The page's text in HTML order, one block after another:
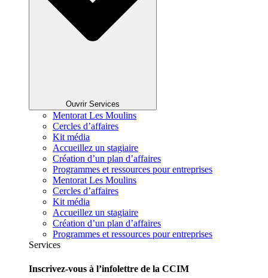
Ouvrir Services
Mentorat Les Moulins
Cercles d’affaires
Kit média
Accueillez un stagiaire
Création d’un plan d’affaires
Programmes et ressources pour entreprises
Mentorat Les Moulins
Cercles d’affaires
Kit média
Accueillez un stagiaire
Création d’un plan d’affaires
Programmes et ressources pour entreprises
Services
Inscrivez-vous à l’infolettre de la CCIM